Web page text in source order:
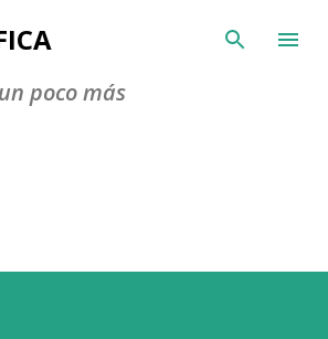
Ir al contenido principal
poco más